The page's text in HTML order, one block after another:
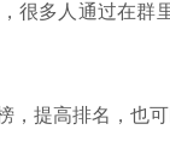
很多人通过在群
，提高排名，也